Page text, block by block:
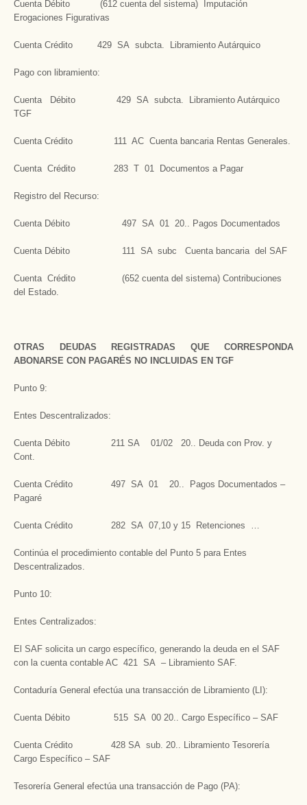
Cuenta Débito (612 cuenta del sistema) Imputación
Erogaciones Figurativas
Cuenta Crédito 429 SA subcta. Libramiento Autárquico
Pago con libramiento:
Cuenta Débito 429 SA subcta. Libramiento Autárquico
TGF
Cuenta Crédito 111 AC Cuenta bancaria Rentas Generales.
Cuenta Crédito 283 T 01 Documentos a Pagar
Registro del Recurso:
Cuenta Débito 497 SA 01 20.. Pagos Documentados
Cuenta Débito 111 SA subc Cuenta bancaria del SAF
Cuenta Crédito (652 cuenta del sistema) Contribuciones
del Estado.
OTRAS DEUDAS REGISTRADAS QUE CORRESPONDA
ABONARSE CON PAGARÉS NO INCLUIDAS EN TGF
Punto 9:
Entes Descentralizados:
Cuenta Débito 211 SA 01/02 20.. Deuda con Prov. y
Cont.
Cuenta Crédito 497 SA 01 20.. Pagos Documentados –
Pagaré
Cuenta Crédito 282 SA 07,10 y 15 Retenciones …
Continúa el procedimiento contable del Punto 5 para Entes
Descentralizados.
Punto 10:
Entes Centralizados:
El SAF solicita un cargo específico, generando la deuda en el SAF
con la cuenta contable AC 421 SA – Libramiento SAF.
Contaduría General efectúa una transacción de Libramiento (LI):
Cuenta Débito 515 SA 00 20.. Cargo Específico – SAF
Cuenta Crédito 428 SA sub. 20.. Libramiento Tesorería
Cargo Específico – SAF
Tesorería General efectúa una transacción de Pago (PA):